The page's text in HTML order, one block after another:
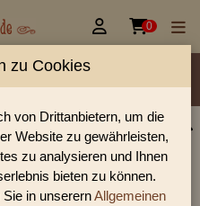
 0
Farbe
Glasperlen facettiert mit
mm
sie zahlreich facettierte
zu Cookies
von Drittanbietern, um die
Website zu gewährleisten,
zu analysieren und Ihnen
bieten zu können.
in unserernAllgemeinen